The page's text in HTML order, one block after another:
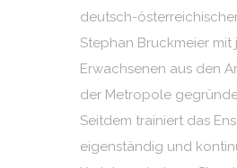
deutsch-
Stephan Bruckmeier mit
Erwachsenen aus den
der Metropole
Seitdem trainiert das
eigenständig und